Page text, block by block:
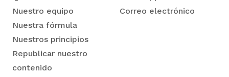
Nuestro equipo
Nuestra fórmula
Nuestros principios
Republicar nuestro
contenido
Correo electrónico